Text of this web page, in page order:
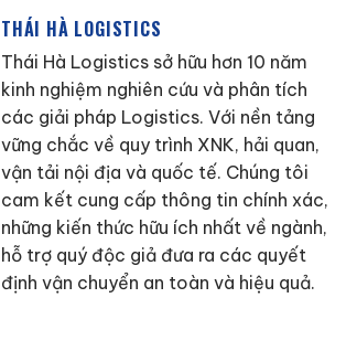
THÁI HÀ LOGISTICS
Thái Hà Logistics sở hữu hơn 10 năm
kinh nghiệm nghiên cứu và phân tích
các giải pháp Logistics. Với nền tảng
vững chắc về quy trình XNK, hải quan,
vận tải nội địa và quốc tế. Chúng tôi
cam kết cung cấp thông tin chính xác,
những kiến thức hữu ích nhất về ngành,
hỗ trợ quý độc giả đưa ra các quyết
định vận chuyển an toàn và hiệu quả.